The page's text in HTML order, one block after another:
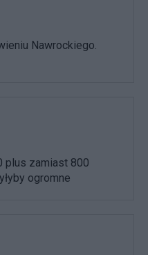
Nawrockiego.
plus zamiast 800
ogromne